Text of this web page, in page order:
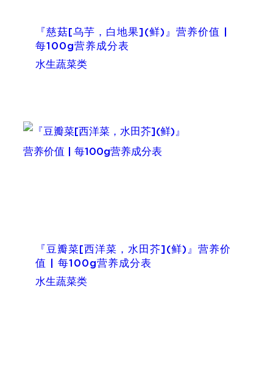
『慈菇[乌芋，白地果](鲜)』营养价值 |
每100g营养成分表
水生蔬菜类
『豆瓣菜[西洋菜，水田芥](鲜)』营养价
值 | 每100g营养成分表
水生蔬菜类